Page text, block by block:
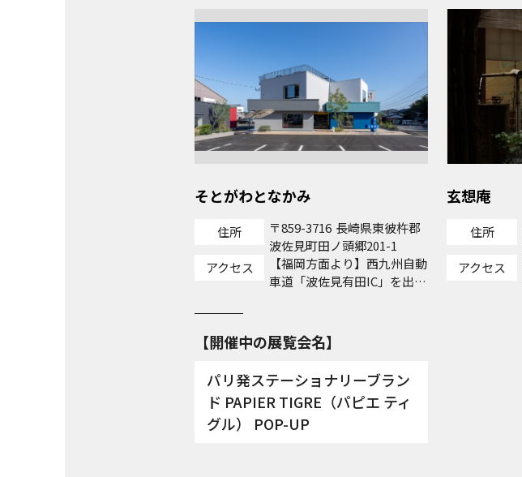
そとがわとなかみ
住所 859-3716 長崎県東彼杵郡
波佐見町田ノ頭郷201-1
アクセス
【福岡方面より】西九州自動
車道「波佐見有田IC」を出
道「東彼杵IC」を出て、川棚
経由波佐見方面へ約20分
パリ発ステーショナリーブラン
ド PAPIER TIGRE（パピエ ティ
グル） POP-UP
玄想庵
住所
アクセス